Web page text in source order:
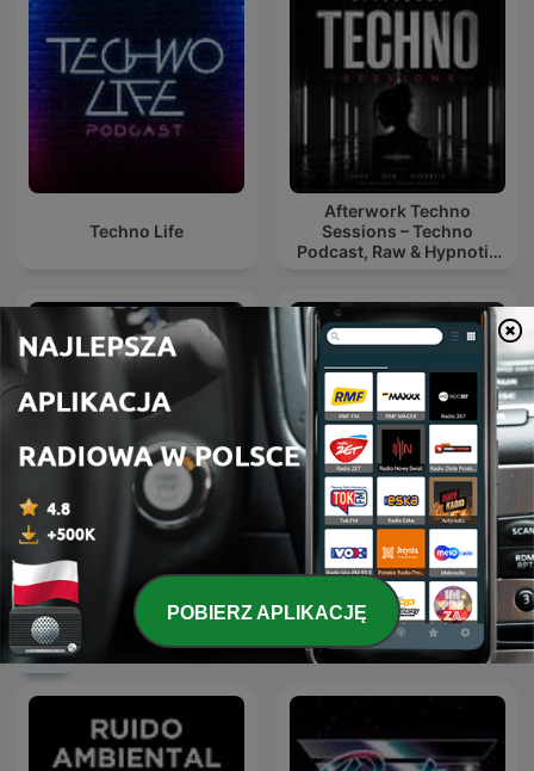
Techno Life
Afterwork Techno
Sessions – Techno
Podcast, Raw & Hypnotic
Slip's House Podcast
ПОЛЧАСА ЗОЛОТОГО
РЕТРО!
Międzynarodowe podcasty: Muzyka
POBIERZ APLIKACJĘ